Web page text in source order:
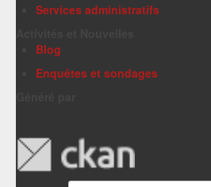
Services administratifs
Blog
Enquêtes et sondages